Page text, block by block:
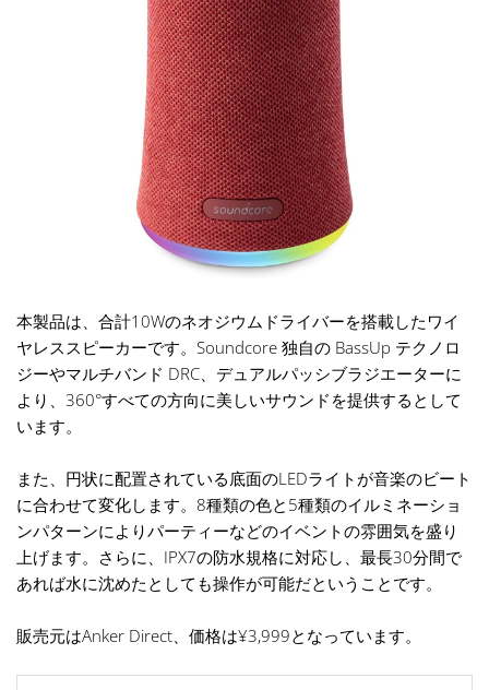
本製品は、合計10Wのネオジウムドライバーを搭載したワイ
ヤレススピーカーです。Soundcore 独自の BassUp テクノロ
ジーやマルチバンド DRC、デュアルパッシブラジエーターに
より、360°すべての方向に美しいサウンドを提供するとして
います。
また、円状に配置されている底面のLEDライトが音楽のビート
に合わせて変化します。8種類の色と5種類のイルミネーショ
ンパターンによりパーティーなどのイベントの雰囲気を盛り
上げます。さらに、IPX7の防水規格に対応し、最長30分間で
あれば水に沈めたとしても操作が可能だということです。
販売元はAnker Direct、価格は¥3,999となっています。